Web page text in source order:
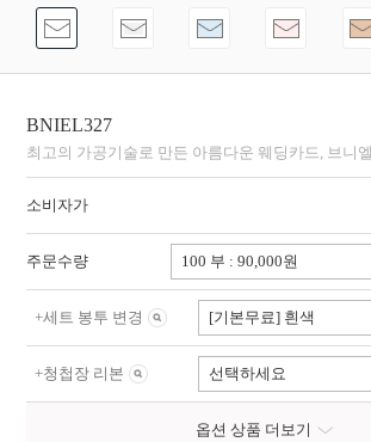
BNIEL327
최고의 가공기술로 만든 아름다운 웨딩카드, 브니엘
소비자가
주문수량
+세트 봉투 변경 [기본무료] 흰색
+청첩장 리본 선택하세요
옵션 상품 더보기